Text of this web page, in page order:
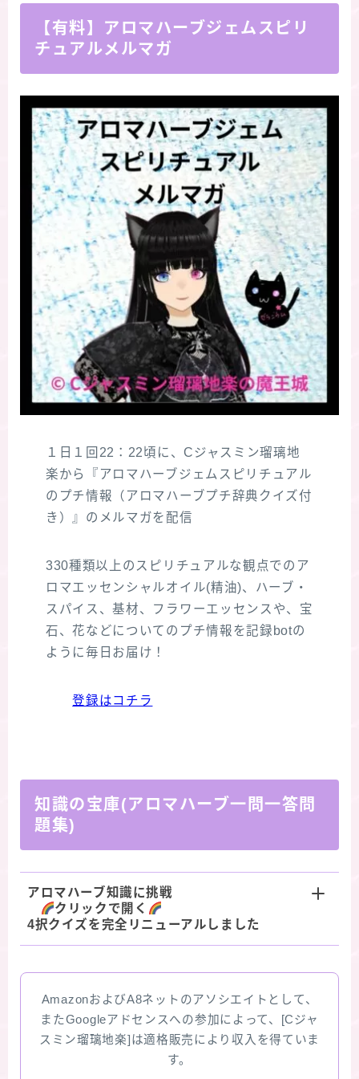
【有料】アロマハーブジェムスピリ
チュアルメルマガ
１日１回22：22頃に、Cジャスミン瑠璃地
楽から『アロマハーブジェムスピリチュアル
のプチ情報（アロマハーブプチ辞典クイズ付
き）』のメルマガを配信
330種類以上のスピリチュアルな観点でのア
ロマエッセンシャルオイル(精油)、ハーブ・
スパイス、基材、フラワーエッセンスや、宝
石、花などについてのプチ情報を記録botの
ように毎日お届け！
登録はコチラ
知識の宝庫(アロマハーブ一問一答問
題集)
アロマハーブ知識に挑戦
クリックで開く
4択クイズを完全リニューアルしました
AmazonおよびA8ネットのアソシエイトとして、
またGoogleアドセンスへの参加によって、[Cジャ
スミン瑠璃地楽]は適格販売により収入を得ていま
す。